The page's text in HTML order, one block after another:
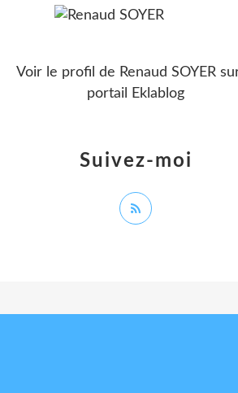
Suivez-moi
Voir le profil de Renaud SOYER
portail Eklablog